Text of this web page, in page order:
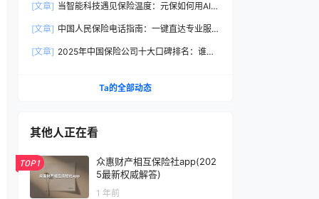
[文章] 当智能科技遇见保险温度：元保如何用AI重
[文章] 中国人民保险电话指南：一键直达专业服
[文章] 2025年中国保险公司十大口碑排名：谁在
Ta的全部动态
其他人正在看
TOP1
众惠财产相互保险社app(202
5最新权威解答)
1 年前